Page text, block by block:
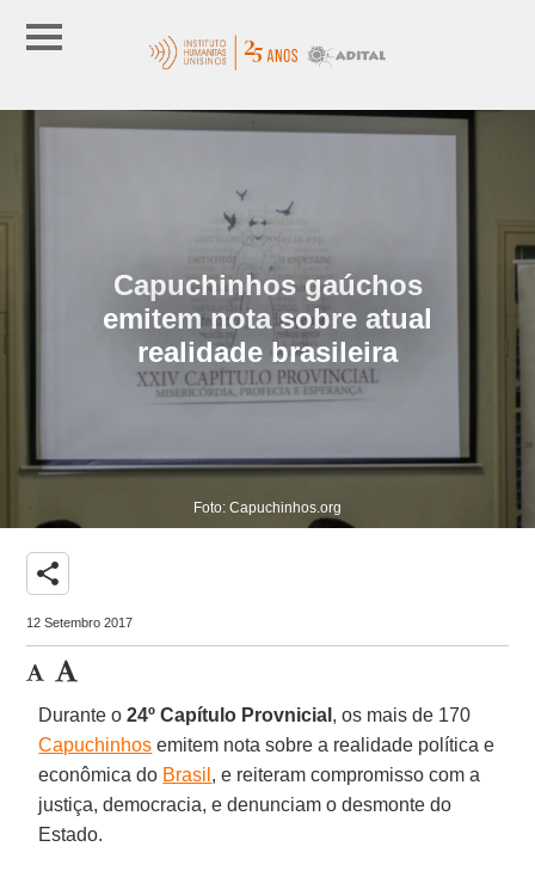
Capuchinhos gaúchos
emitem nota sobre atual
realidade brasileira
Foto: Capuchinhos.org
share
12 Setembro 2017
Durante o24º Capítulo Provnicial , os mais de 170
Capuchinhos emitem nota sobre a realidade política e
econômica do Brasil , e reiteram compromisso com a
justiça, democracia, e denunciam o desmonte do
Estado.